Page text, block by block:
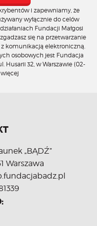
i zapewniamy, że
wyłącznie do celów
Fundacji Małgosi
się na przetwarzanie
komunikacją elektroniczną.
osobowych jest Fundacja
Husarii 32, w Warszawie (02-
„BĄDŹ”
Warszawa